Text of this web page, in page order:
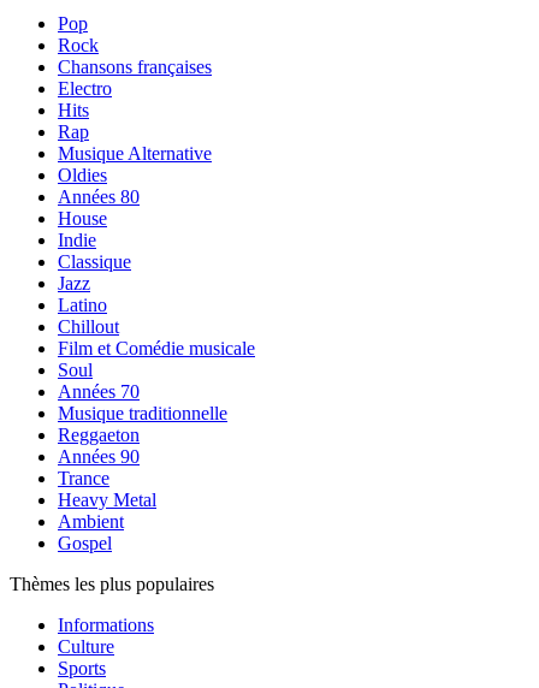
Pop
Rock
Chansons françaises
Electro
Hits
Rap
Musique Alternative
Oldies
Années 80
House
Indie
Classique
Jazz
Latino
Chillout
Film et Comédie musicale
Soul
Années 70
Musique traditionnelle
Reggaeton
Années 90
Trance
Heavy Metal
Ambient
Gospel
Thèmes les plus populaires
Informations
Culture
Sports